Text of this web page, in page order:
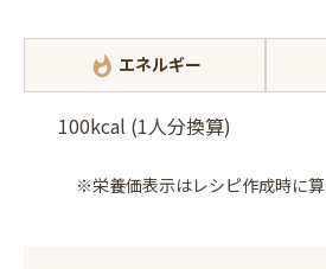
whatshot エネルギー
100kcal (1人分換算)
※栄養価表示はレシピ作成時に算